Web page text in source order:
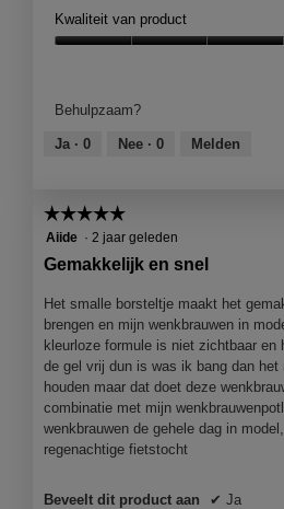
Kwaliteit van product
5
van
Behulpzaam?
Ja · 0 Nee · 0 Melden
☆☆☆☆☆
☆☆☆☆☆
5
sterren.
Aiide · 2 jaar geleden
Gemakkelijk en snel
Het smalle borsteltje maakt het
brengen en mijn wenkbrauwen in
kleurloze formule is niet zichtbaar en
de gel vrij dun is was ik bang dan
houden maar dat doet deze
combinatie met mijn
wenkbrauwen de gehele dag in
regenachtige fietstocht
Beveelt dit product aan ✔ Ja